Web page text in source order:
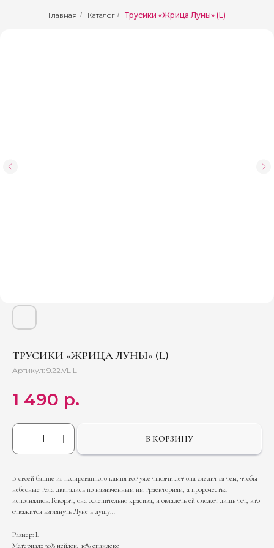
Главная / Каталог / Трусики «Жрица Луны» (L)
ТРУСИКИ «ЖРИЦА ЛУНЫ» (L)
Артикул: 9.22.VL L
1 490 р.
В КОРЗИНУ
В своей башне из полированного камня вот уже тысячи лет она следит за тем, чтобы
небесные тела двигались по назначенным им траекториям, а пророчества
исполнялись. Говорят, она ослепительно красива, и овладеть ей сможет лишь тот, кто
отважится взглянуть Луне в душу…
Размер: L
Материал:: 90% нейлон, 10% спандекс
Что говорят о
popkees